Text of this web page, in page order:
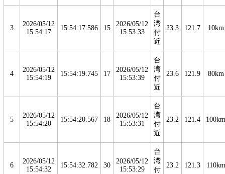
3
2026/05/12
15:54:17
15:54:17.586 15
2026/05/12
15:53:33
台
湾
付
近
23.3 121.7 10km
4
2026/05/12
15:54:19
15:54:19.745 17
2026/05/12
15:53:39
台
湾
付
近
23.6 121.9 80km
5
2026/05/12
15:54:20
15:54:20.567 18
2026/05/12
15:53:31
台
湾
付
近
23.2 121.4 100km
6
2026/05/12
15:54:32
15:54:32.782 30
2026/05/12
15:53:29
台
湾
付
23.2 121.3 110km